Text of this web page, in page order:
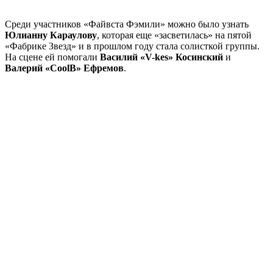
Среди участников «Файвста Фэмили» можно было узнать
Юлианну Караулову, которая еще «засветилась» на пятой
«Фабрике Звезд» и в прошлом году стала солисткой группы.
На сцене ей помогали Василий «V-kes» Косинский и
Валерий «CoolB» Ефремов.